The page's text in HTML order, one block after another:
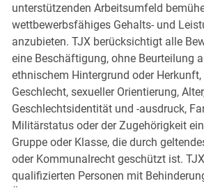
unterstützenden Arbeitsumfeld
wettbewerbsfähiges Gehalts- und
anzubieten. TJX berücksichtigt alle
eine Beschäftigung, ohne Beurteilung
ethnischem Hintergrund oder
Geschlecht, sexueller Orientierung,
Geschlechtsidentität und -ausdruck,
Militärstatus oder der Zugehörigkeit
Gruppe oder Klasse, die durch
oder Kommunalrecht geschützt ist.
qualifizierten Personen mit